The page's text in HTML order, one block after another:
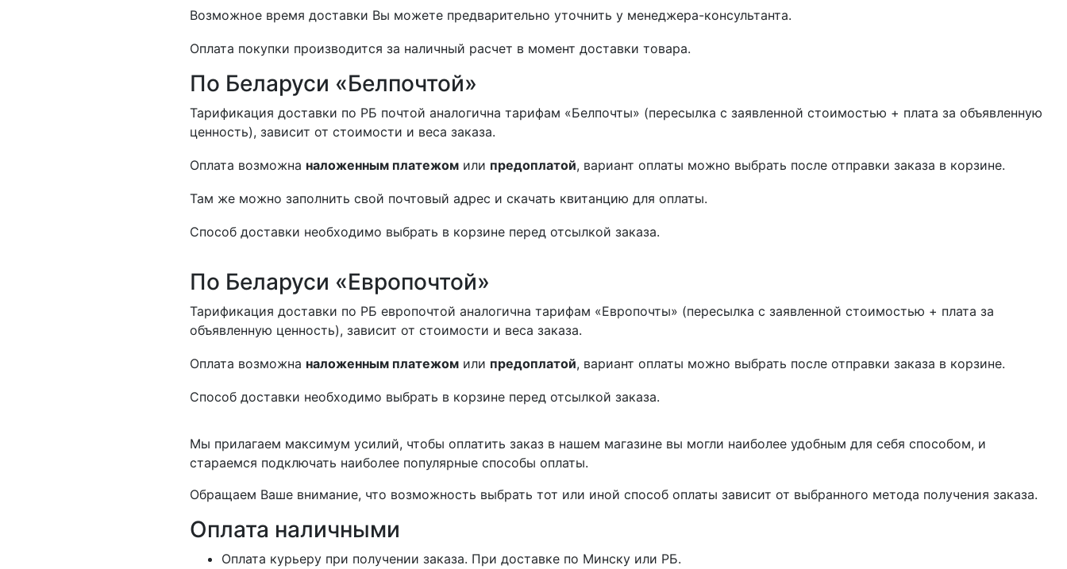
Возможное время доставки Вы можете предварительно уточнить у менеджера-консультанта.
Оплата покупки производится за наличный расчет в момент доставки товара.
По Беларуси «Белпочтой»
Тарификация доставки по РБ почтой аналогична тарифам «Белпочты» (пересылка с заявленной стоимостью + плата за объявленную
ценность), зависит от стоимости и веса заказа.
Оплата возможна наложенным платежом или предоплатой, вариант оплаты можно выбрать после отправки заказа в корзине.
Там же можно заполнить свой почтовый адрес и скачать квитанцию для оплаты.
Способ доставки необходимо выбрать в корзине перед отсылкой заказа.
По Беларуси «Европочтой»
Тарификация доставки по РБ европочтой аналогична тарифам «Европочты» (пересылка с заявленной стоимостью + плата за
объявленную ценность), зависит от стоимости и веса заказа.
Оплата возможна наложенным платежом или предоплатой, вариант оплаты можно выбрать после отправки заказа в корзине.
Способ доставки необходимо выбрать в корзине перед отсылкой заказа.
Мы прилагаем максимум усилий, чтобы оплатить заказ в нашем магазине вы могли наиболее удобным для себя способом, и
стараемся подключать наиболее популярные способы оплаты.
Обращаем Ваше внимание, что возможность выбрать тот или иной способ оплаты зависит от выбранного метода получения заказа.
Оплата наличными
Оплата курьеру при получении заказа. При доставке по Минску или РБ.